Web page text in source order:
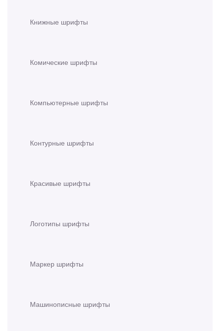
Книжные шрифты
Комические шрифты
Компьютерные шрифты
Контурные шрифты
Красивые шрифты
Логотипы шрифты
Маркер шрифты
Машинописные шрифты